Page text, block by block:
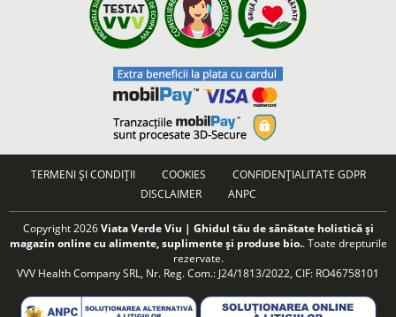
TERMENI ȘI CONDIȚII COOKIES
CONFIDENȚIALITATE GDPR
DISCLAIMER
ANPC
Copyright 2026Viata Verde Viu | Ghidul tău de sănătate holistică și
magazin online cu alimente, suplimente și produse bio.. Toate drepturile
rezervate.
VVV Health Company SRL, Nr. Reg. Com.: J24/1813/2022, CIF: RO46758101